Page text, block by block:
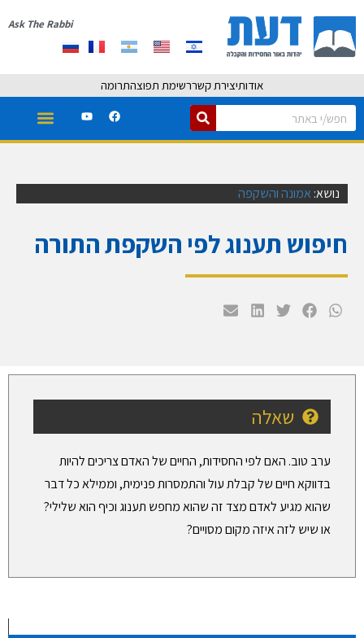
Ask The Rabbi
אודותיצירת קשררשימת תפוצהתרומה
נושא: אמונה והשקפה
חיפוש תענוג לפי השקפת התורה
שאלה
ערב טוב. האם לפי החסידות, החיים של האדם צריכים להיות
בדווקא חיים של קבלת עול והתמסרות פנימית, וממילא כל דבר
שהוא מגיע לאדם מצד זה שהוא מחפש תענוג וכיף הוא שלילי?
או שיש לזה איזה מקום מסויים?